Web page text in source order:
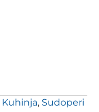
Kuhinja, Sudoperi